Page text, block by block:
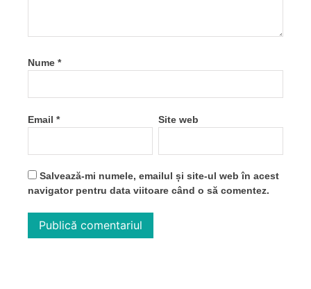
Nume *
Email * Site web
Salvează-mi numele, emailul și site-ul web în acest
navigator pentru data viitoare când o să comentez.